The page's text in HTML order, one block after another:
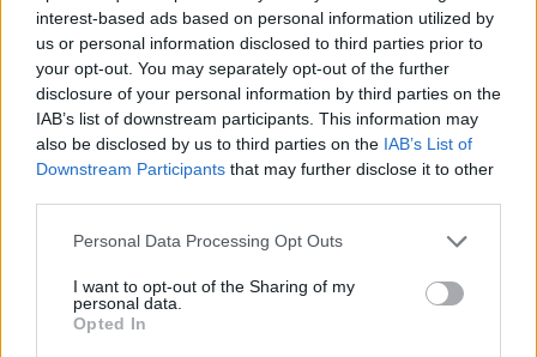
interest-based ads based on personal information utilized by
us or personal information disclosed to third parties prior to
your opt-out. You may separately opt-out of the further
disclosure of your personal information by third parties on the
IAB’s list of downstream participants. This information may
also be disclosed by us to third parties on the IAB’s List of
Downstream Participants that may further disclose it to other
Personal Data Processing Opt Outs
I want to opt-out of the Sharing of my
personal data.
Opted In